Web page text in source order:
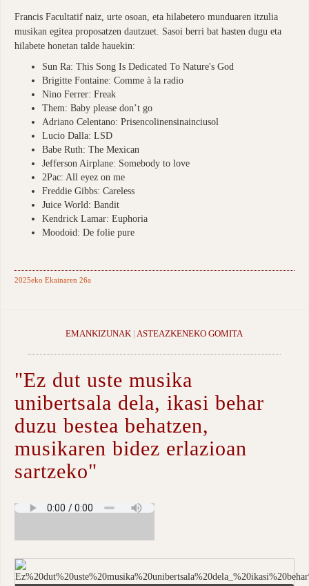
Francis Facultatif naiz, urte osoan, eta hilabetero munduaren itzulia
musikan egitea proposatzen dautzuet. Sasoi berri bat hasten dugu eta
hilabete honetan talde hauekin:
Sun Ra: This Song Is Dedicated To Nature's God
Brigitte Fontaine: Comme à la radio
Nino Ferrer: Freak
Them: Baby please don’t go
Adriano Celentano: Prisencolinensinainciusol
Lucio Dalla: LSD
Babe Ruth: The Mexican
Jefferson Airplane: Somebody to love
2Pac: All eyez on me
Freddie Gibbs: Careless
Juice World: Bandit
Kendrick Lamar: Euphoria
Moodoid: De folie pure
2025eko Ekainaren 26a
EMANKIZUNAK | ASTEAZKENEKO GOMITA
"Ez dut uste musika
unibertsala dela, ikasi behar
duzu bestea behatzen,
musikaren bidez erlazioan
sartzeko"